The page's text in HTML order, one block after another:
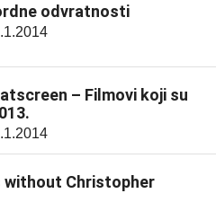
odvratnosti
– Filmovi koji su
without Christopher